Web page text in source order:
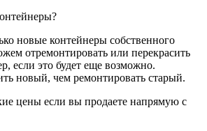
новые контейнеры собственного
отремонтировать или перекрасить
если это будет еще возможно.
новый, чем ремонтировать старый.
цены если вы продаете напрямую с